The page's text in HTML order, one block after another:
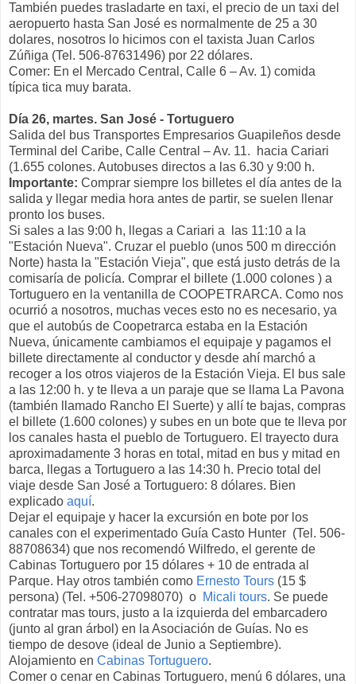
También puedes trasladarte en taxi, el precio de un taxi del
aeropuerto hasta San José es normalmente de 25 a 30
dolares, nosotros lo hicimos con el taxista Juan Carlos
Zúñiga (Tel. 506-87631496) por 22 dólares.
Comer: En el Mercado Central, Calle 6 – Av. 1) comida
típica tica muy barata.
Día 26, martes. San José - Tortuguero
Salida del bus Transportes Empresarios Guapileños desde
Terminal del Caribe, Calle Central – Av. 11. hacia Cariari
(1.655 colones. Autobuses directos a las 6.30 y 9:00 h.
Importante: Comprar siempre los billetes el día antes de la
salida y llegar media hora antes de partir, se suelen llenar
pronto los buses.
Si sales a las 9:00 h, llegas a Cariari a las 11:10 a la
"Estación Nueva". Cruzar el pueblo (unos 500 m dirección
Norte) hasta la "Estación Vieja", que está justo detrás de la
comisaría de policía. Comprar el billete (1.000 colones ) a
Tortuguero en la ventanilla de COOPETRARCA. Como nos
ocurrió a nosotros, muchas veces esto no es necesario, ya
que el autobús de Coopetrarca estaba en la Estación
Nueva, únicamente cambiamos el equipaje y pagamos el
billete directamente al conductor y desde ahí marchó a
recoger a los otros viajeros de la Estación Vieja. El bus sale
a las 12:00 h. y te lleva a un paraje que se llama La Pavona
(también llamado Rancho El Suerte) y allí te bajas, compras
el billete (1.600 colones) y subes en un bote que te lleva por
los canales hasta el pueblo de Tortuguero. El trayecto dura
aproximadamente 3 horas en total, mitad en bus y mitad en
barca, llegas a Tortuguero a las 14:30 h. Precio total del
viaje desde San José a Tortuguero: 8 dólares. Bien
explicado aquí.
Dejar el equipaje y hacer la excursión en bote por los
canales con el experimentado Guía Casto Hunter (Tel. 506-
88708634) que nos recomendó Wilfredo, el gerente de
Cabinas Tortuguero por 15 dólares + 10 de entrada al
Parque. Hay otros también como Ernesto Tours (15 $
persona) (Tel. +506-27098070) o Micali tours. Se puede
contratar mas tours, justo a la izquierda del embarcadero
(junto al gran árbol) en la Asociación de Guías. No es
tiempo de desove (ideal de Junio a Septiembre).
Alojamiento en Cabinas Tortuguero.
Comer o cenar en Cabinas Tortuguero, menú 6 dólares, una